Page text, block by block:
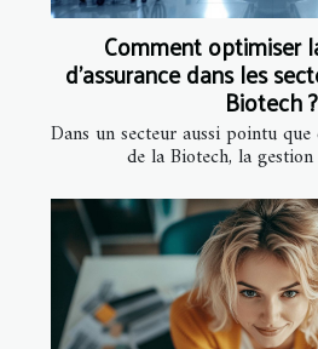
Comment optimiser
d'assurance dans les
Biotech ?
Dans un secteur aussi pointu
de la Biotech, la gestion